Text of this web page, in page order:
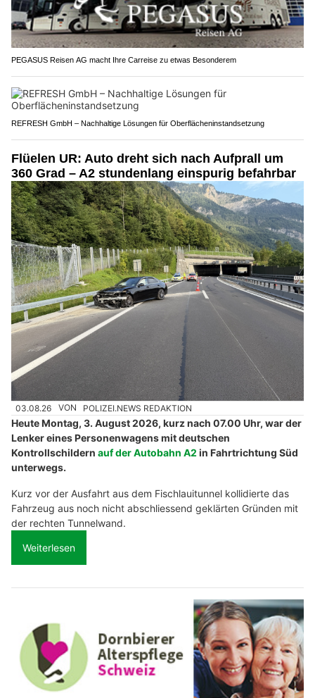
PEGASUS Reisen AG macht Ihre Carreise zu etwas Besonderem
REFRESH GmbH – Nachhaltige Lösungen für Oberflächeninstandsetzung
Flüelen UR: Auto dreht sich nach Aufprall um
360 Grad – A2 stundenlang einspurig befahrbar
03.08.26 VON POLIZEI.NEWS REDAKTION
Heute Montag, 3. August 2026, kurz nach 07.00 Uhr, war der
Lenker eines Personenwagens mit deutschen
Kontrollschildern auf der Autobahn A2 in Fahrtrichtung Süd
unterwegs.
Kurz vor der Ausfahrt aus dem Fischlauitunnel kollidierte das
Fahrzeug aus noch nicht abschliessend geklärten Gründen mit
der rechten Tunnelwand.
Weiterlesen